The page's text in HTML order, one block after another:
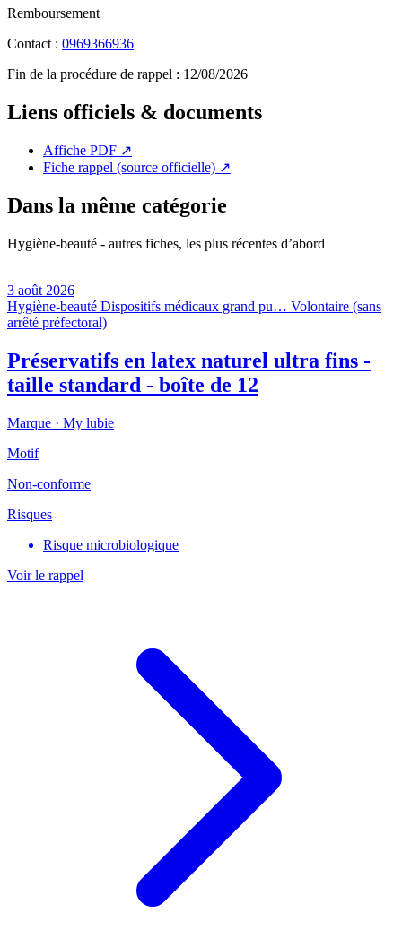
Remboursement
Contact : 0969366936
Fin de la procédure de rappel : 12/08/2026
Liens officiels & documents
Affiche PDF ↗
Fiche rappel (source officielle) ↗
Dans la même catégorie
Hygiène-beauté - autres fiches, les plus récentes d’abord
3 août 2026
Hygiène-beauté Dispositifs médicaux grand pu… Volontaire (sans
arrêté préfectoral)
Préservatifs en latex naturel ultra fins -
taille standard - boîte de 12
Marque · My lubie
Motif
Non-conforme
Risques
Risque microbiologique
Voir le rappel